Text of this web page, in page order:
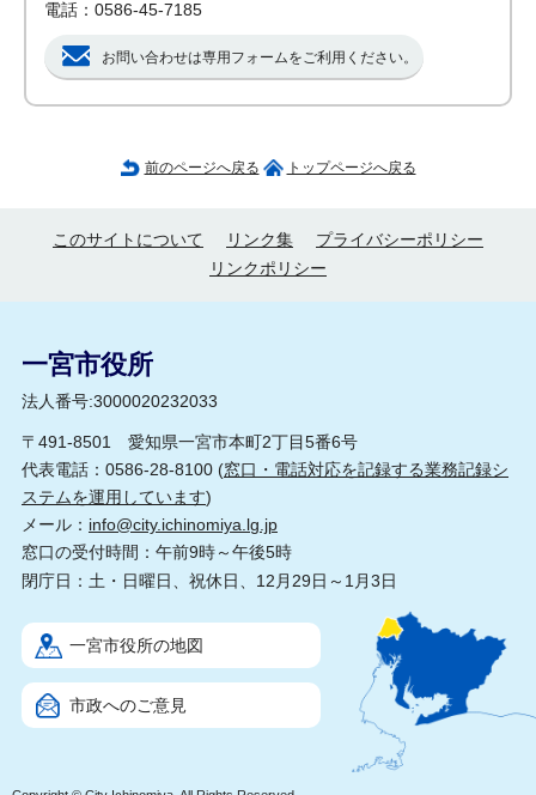
電話：0586-45-7185
お問い合わせは専用フォームをご利用ください。
前のページへ戻る トップページへ戻る
このサイトについて リンク集
プライバシーポリシー
リンクポリシー
一宮市役所
法人番号:3000020232033
〒491-8501 愛知県一宮市本町2丁目5番6号
代表電話：0586-28-8100 (窓口・電話対応を記録する業務記録シ
ステムを運用しています)
メール： info@city.ichinomiya.lg.jp
窓口の受付時間：午前9時～午後5時
閉庁日：土・日曜日、祝休日、12月29日～1月3日
一宮市役所の地図
市政へのご意見